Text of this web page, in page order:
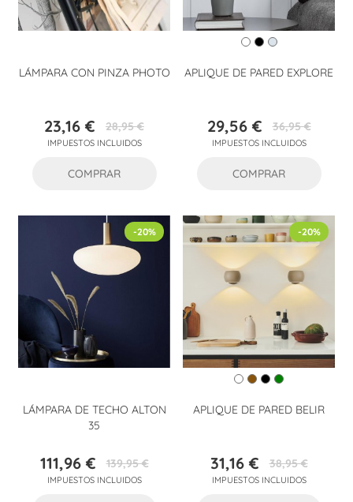
LÁMPARA CON PINZA PHOTO
Precio
23,16 €Precio
base
28,95 €
IMPUESTOS INCLUIDOS
COMPRAR
APLIQUE DE PARED EXPLORE
Precio
29,56 €Precio
base
36,95 €
IMPUESTOS INCLUIDOS
COMPRAR
LÁMPARA DE TECHO ALTON
35
Precio
111,96 €Precio
base
139,95 €
IMPUESTOS INCLUIDOS
-20%
APLIQUE DE PARED BELIR
Precio
31,16 €Precio
base
38,95 €
IMPUESTOS INCLUIDOS
-20%